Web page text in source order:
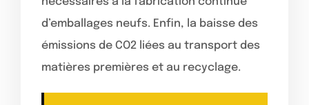
d’emballages neufs. Enfin, la baisse des
émissions de CO2 liées au transport des
matières premières et au recyclage.